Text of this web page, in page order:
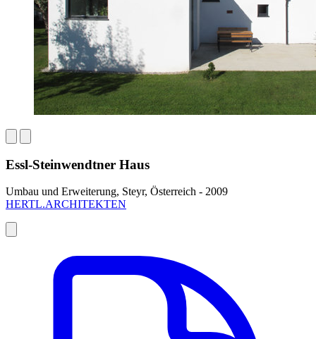
Essl-Steinwendtner Haus
Umbau und Erweiterung, Steyr, Österreich - 2009
HERTL.ARCHITEKTEN